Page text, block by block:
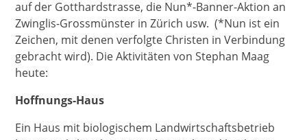
auf der Gotthardstrasse, die Nun*-Banner-Aktion an
Zwinglis-Grossmünster in Zürich usw. (*Nun ist ein
Zeichen, mit denen verfolgte Christen in Verbindung
gebracht wird). Die Aktivitäten von Stephan Maag
heute:
Hoffnungs-Haus
Ein Haus mit biologischem Landwirtschaftsbetrieb